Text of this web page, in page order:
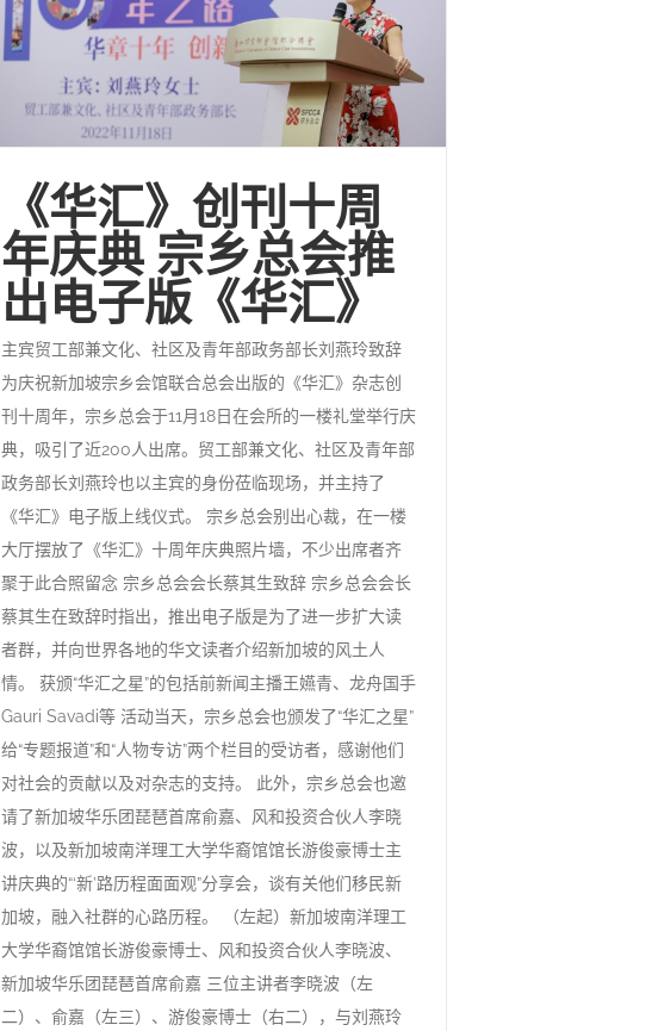
《华汇》创刊十周
年庆典 宗乡总会推
出电子版《华汇》
主宾贸工部兼文化、社区及青年部政务部长刘燕玲致辞
为庆祝新加坡宗乡会馆联合总会出版的《华汇》杂志创
刊十周年，宗乡总会于11月18日在会所的一楼礼堂举行庆
典，吸引了近200人出席。贸工部兼文化、社区及青年部
政务部长刘燕玲也以主宾的身份莅临现场，并主持了
《华汇》电子版上线仪式。 宗乡总会别出心裁，在一楼
大厅摆放了《华汇》十周年庆典照片墙，不少出席者齐
聚于此合照留念 宗乡总会会长蔡其生致辞 宗乡总会会长
蔡其生在致辞时指出，推出电子版是为了进一步扩大读
者群，并向世界各地的华文读者介绍新加坡的风土人
情。 获颁“华汇之星”的包括前新闻主播王嬿青、龙舟国手
Gauri Savadi等 活动当天，宗乡总会也颁发了“华汇之星”
给“专题报道”和“人物专访”两个栏目的受访者，感谢他们
对社会的贡献以及对杂志的支持。 此外，宗乡总会也邀
请了新加坡华乐团琵琶首席俞嘉、风和投资合伙人李晓
波，以及新加坡南洋理工大学华裔馆馆长游俊豪博士主
讲庆典的“‘新’路历程面面观”分享会，谈有关他们移民新
加坡，融入社群的心路历程。 （左起）新加坡南洋理工
大学华裔馆馆长游俊豪博士、风和投资合伙人李晓波、
新加坡华乐团琵琶首席俞嘉 三位主讲者李晓波（左
二）、俞嘉（左三）、游俊豪博士（右二），与刘燕玲